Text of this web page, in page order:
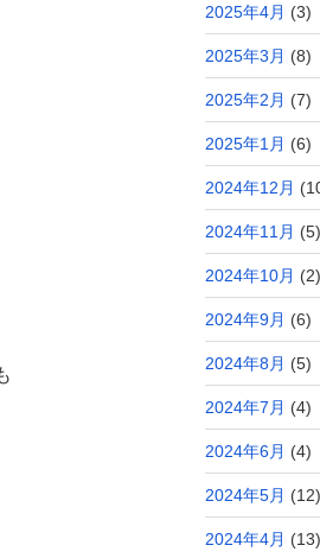
2025年4月 (3)
2025年3月 (8)
2025年2月 (7)
2025年1月 (6)
2024年12月
2024年11月 (5)
2024年10月 (2)
2024年9月 (6)
2024年8月 (5)
2024年7月 (4)
2024年6月 (4)
2024年5月 (12)
2024年4月 (13)